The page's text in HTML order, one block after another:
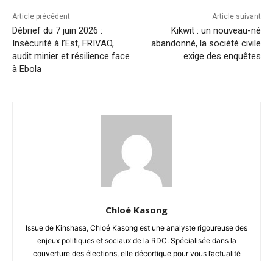
Article précédent
Débrief du 7 juin 2026 :
Insécurité à l’Est, FRIVAO,
audit minier et résilience face
à Ebola
Article suivant
Kikwit : un nouveau-né
abandonné, la société civile
exige des enquêtes
Chloé Kasong
Issue de Kinshasa, Chloé Kasong est une analyste rigoureuse des
enjeux politiques et sociaux de la RDC. Spécialisée dans la
couverture des élections, elle décortique pour vous l’actualité